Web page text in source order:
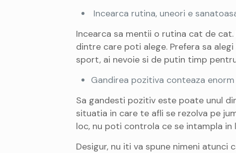
Incearca rutina, uneori e
Incearca sa mentii o rutina cat de
dintre care poti alege. Prefera sa
sport, ai nevoie si de putin timp
Gandirea pozitiva conteaza enorm
Sa gandesti pozitiv este poate unul
situatia in care te afli se rezolva pe
loc, nu poti controla ce se intampla
Desigur, nu iti va spune nimeni atunci